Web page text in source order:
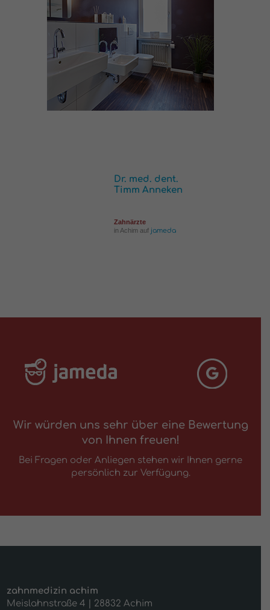
Dr. med. dent.
Timm Anneken
Zahnärzte
in Achim auf jameda
Wir würden uns sehr über eine Bewertung
von Ihnen freuen!
Bei Fragen oder Anliegen stehen wir Ihnen gerne
persönlich zur Verfügung.
zahnmedizin achim
Meislahnstraße 4 | 28832 Achim